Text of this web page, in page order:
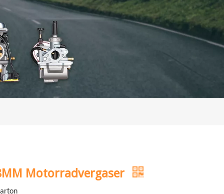
Motorradvergaser